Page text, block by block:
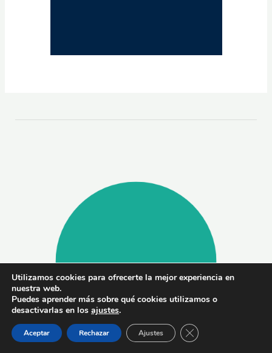
Utilizamos cookies para ofrecerte la mejor experiencia en
nuestra web.
Puedes aprender más sobre qué cookies utilizamos o
desactivarlas en los ajustes.
Aceptar Rechazar Ajustes CERRAR EL